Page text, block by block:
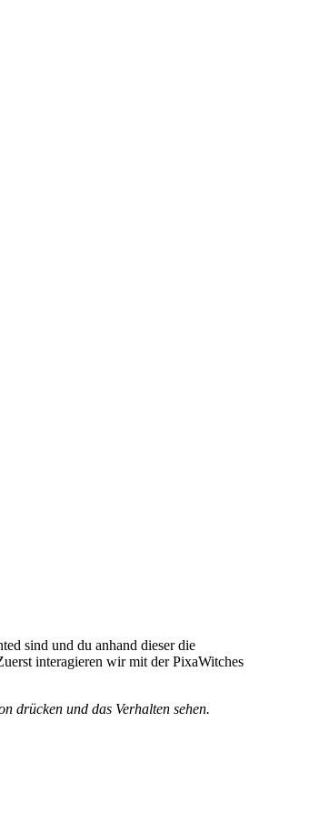
sind und du anhand dieser die
interagieren wir mit der PixaWitches
drücken und das Verhalten sehen.